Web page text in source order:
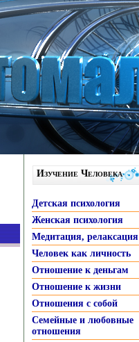
Изучение Человека
Детская психология
Женская психология
Медитация, релаксация
Человек как личность
Отношение к деньгам
Отношение к жизни
Отношения с собой
Семейные и любовные
отношения